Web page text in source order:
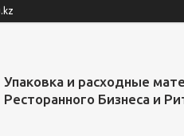
Упаковка и расходные
Ресторанного Бизнеса и